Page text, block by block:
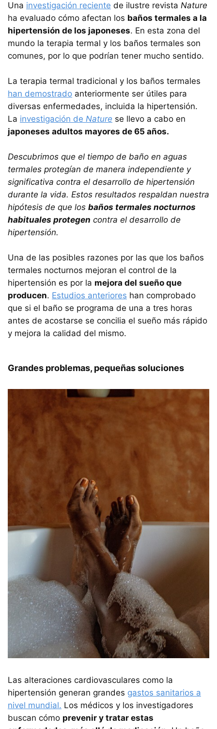
Una investigación reciente de ilustre revista Nature
ha evaluado cómo afectan los baños termales a la
hipertensión de los japoneses. En esta zona del
mundo la terapia termal y los baños termales son
comunes, por lo que podrían tener mucho sentido.
La terapia termal tradicional y los baños termales
han demostrado anteriormente ser útiles para
diversas enfermedades, incluida la hipertensión.
La investigación de Nature se llevo a cabo en
japoneses adultos mayores de 65 años.
Descubrimos que el tiempo de baño en aguas
termales protegían de manera independiente y
significativa contra el desarrollo de hipertensión
durante la vida. Estos resultados respaldan nuestra
hipótesis de que los baños termales nocturnos
habituales protegen contra el desarrollo de
hipertensión.
Una de las posibles razones por las que los baños
termales nocturnos mejoran el control de la
hipertensión es por la mejora del sueño que
producen. Estudios anteriores han comprobado
que si el baño se programa de una a tres horas
antes de acostarse se concilia el sueño más rápido
y mejora la calidad del mismo.
Grandes problemas, pequeñas soluciones
Las alteraciones cardiovasculares como la
hipertensión generan grandes gastos sanitarios a
nivel mundial. Los médicos y los investigadores
buscan cómo prevenir y tratar estas